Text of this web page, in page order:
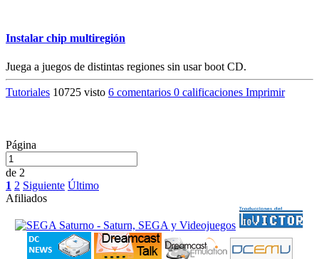
Instalar chip multiregión
Juega a juegos de distintas regiones sin usar boot CD.
Tutoriales 10725 visto 6 comentarios 0 calificaciones Imprimir
Página
de 2
1 2 Siguiente Último
Afiliados